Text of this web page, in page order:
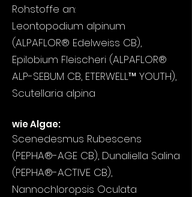
Rohstoffe an:
Leontopodium alpinum
(ALPAFLOR® Edelweiss CB),
Epilobium Fleischeri (ALPAFLOR®
ALP-SEBUM CB, ETERWELL™ YOUTH),
Scutellaria alpina
​wie Algae:
Scenedesmus Rubescens
(PEPHA®-AGE CB), Dunaliella Salina
(PEPHA®-ACTIVE CB),
Nannochloropsis Oculata